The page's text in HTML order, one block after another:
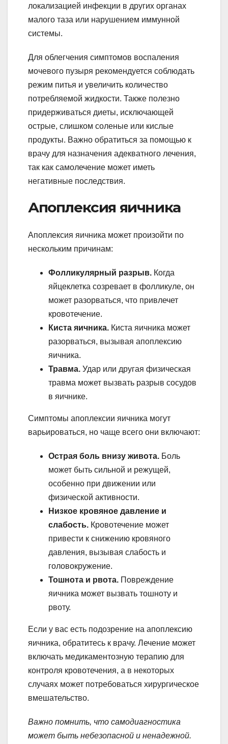
локализацией инфекции в других органах
малого таза или нарушением иммунной
системы.
Для облегчения симптомов воспаления
мочевого пузыря рекомендуется соблюдать
режим питья и увеличить количество
потребляемой жидкости. Также полезно
придерживаться диеты, исключающей
острые, слишком соленые или кислые
продукты. Важно обратиться за помощью к
врачу для назначения адекватного лечения,
так как самолечение может иметь
негативные последствия.
Апоплексия яичника
Апоплексия яичника может произойти по
нескольким причинам:
Фолликулярный разрыв. Когда
яйцеклетка созревает в фолликуле, он
может разорваться, что привлечет
кровотечение.
Киста яичника. Киста яичника может
разорваться, вызывая апоплексию
яичника.
Травма. Удар или другая физическая
травма может вызвать разрыв сосудов
в яичнике.
Симптомы апоплексии яичника могут
варьироваться, но чаще всего они включают:
Острая боль внизу живота. Боль
может быть сильной и режущей,
особенно при движении или
физической активности.
Низкое кровяное давление и
слабость. Кровотечение может
привести к снижению кровяного
давления, вызывая слабость и
головокружение.
Тошнота и рвота. Повреждение
яичника может вызвать тошноту и
рвоту.
Если у вас есть подозрение на апоплексию
яичника, обратитесь к врачу. Лечение может
включать медикаментозную терапию для
контроля кровотечения, а в некоторых
случаях может потребоваться хирургическое
вмешательство.
Важно помнить, что самодиагностика
может быть небезопасной и ненадежной.